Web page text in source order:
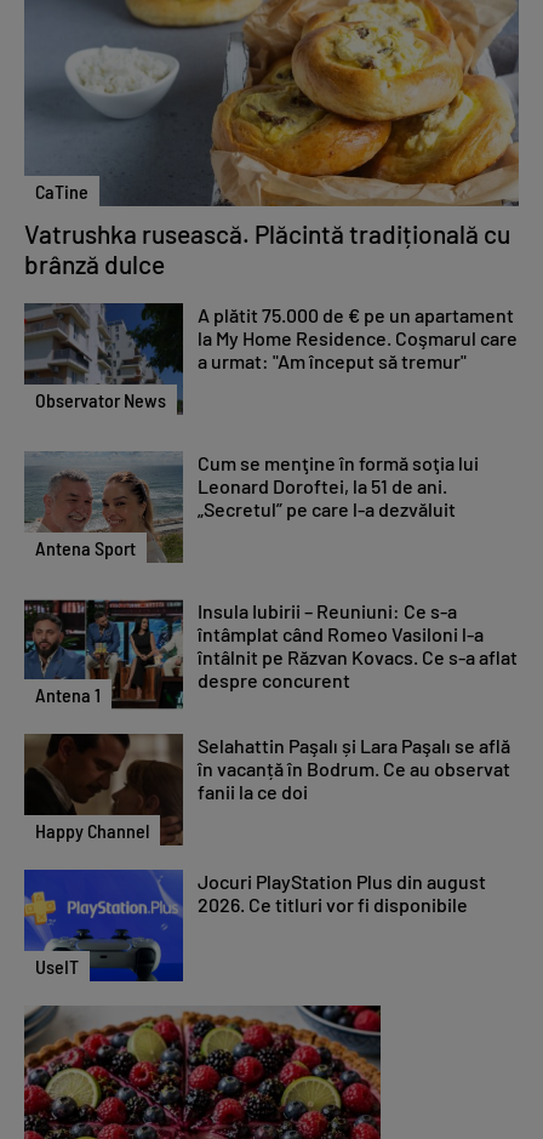
CaTine
Vatrushka rusească. Plăcintă tradițională cu
brânză dulce
Observator News
A plătit 75.000 de € pe un apartament
la My Home Residence. Coşmarul care
a urmat: "Am început să tremur"
Antena Sport
Cum se menţine în formă soţia lui
Leonard Doroftei, la 51 de ani.
„Secretul” pe care l-a dezvăluit
Antena 1
Insula Iubirii – Reuniuni: Ce s-a
întâmplat când Romeo Vasiloni l-a
întâlnit pe Răzvan Kovacs. Ce s-a aflat
despre concurent
Happy Channel
Selahattin Paşalı și Lara Paşalı se află
în vacanță în Bodrum. Ce au observat
fanii la ce doi
UseIT
Jocuri PlayStation Plus din august
2026. Ce titluri vor fi disponibile